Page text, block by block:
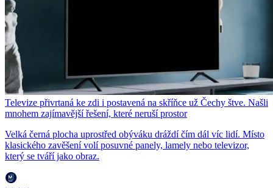
Televize přivrtaná ke zdi i postavená na skříňce už Čechy štve. Našli
mnohem zajímavější řešení, které neruší prostor
Velká černá plocha uprostřed obýváku dráždí čím dál víc lidí. Místo
klasického zavěšení volí posuvné panely, lamely nebo televizor,
který se tváří jako obraz.